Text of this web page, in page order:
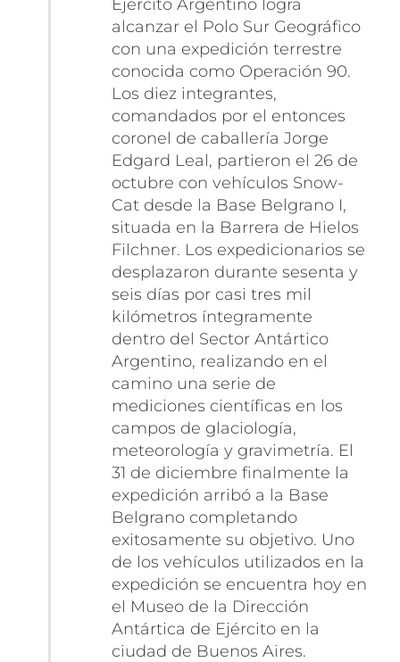
Ejército Argentino logra
alcanzar el Polo Sur Geográfico
con una expedición terrestre
conocida como Operación 90.
Los diez integrantes,
comandados por el entonces
coronel de caballería Jorge
Edgard Leal, partieron el 26 de
octubre con vehículos Snow-
Cat desde la Base Belgrano I,
situada en la Barrera de Hielos
Filchner. Los expedicionarios se
desplazaron durante sesenta y
seis días por casi tres mil
kilómetros íntegramente
dentro del Sector Antártico
Argentino, realizando en el
camino una serie de
mediciones científicas en los
campos de glaciología,
meteorología y gravimetría. El
31 de diciembre finalmente la
expedición arribó a la Base
Belgrano completando
exitosamente su objetivo. Uno
de los vehículos utilizados en la
expedición se encuentra hoy en
el Museo de la Dirección
Antártica de Ejército en la
ciudad de Buenos Aires.